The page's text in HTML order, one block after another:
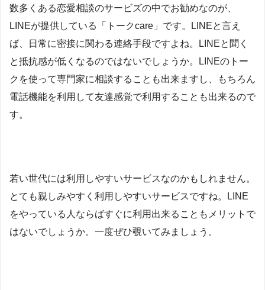
数多くある恋愛相談のサービズの中でお勧めなのが、
LINEが提供している「トークcare」です。LINEと言え
ば、日常に密接に関わる連絡手段ですよね。LINEと聞く
と抵抗感が低くなるのではないでしょうか。LINEのトー
クを使って専門家に相談することも出来ますし、もちろん
電話機能を利用して友達感覚で利用することも出来るので
す。
若い世代には利用しやすいサービスなのかもしれません。
とても親しみやすく利用しやすいサービスですね。LINE
をやっている人ならばすぐに利用出来ることもメリットで
はないでしょうか。一度ぜひ覗いてみましょう。